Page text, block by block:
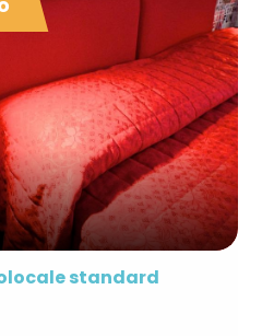
standard